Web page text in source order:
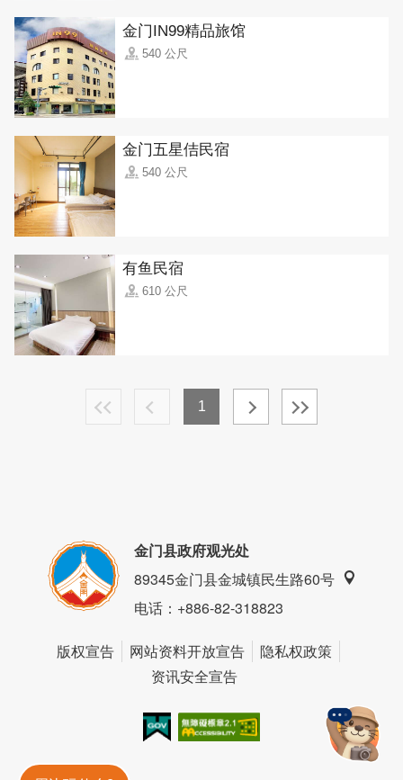
金门IN99精品旅馆
540 公尺
金门五星佶民宿
540 公尺
有鱼民宿
610 公尺
1
金门县政府观光处
89345金门县金城镇民生路60号
电话：+886-82-318823
版权宣告 网站资料开放宣告
隐私权政策
资讯安全宣告